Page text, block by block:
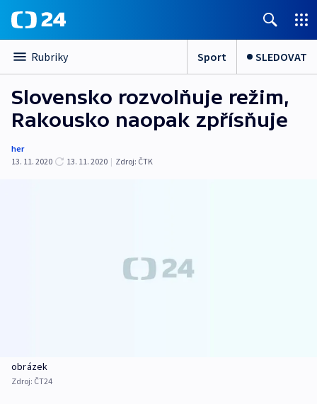
Rubriky Sport SLEDOVAT
Slovensko rozvolňuje režim,
Rakousko naopak zpřísňuje
her
13. 11. 2020
13. 11. 2020 | Zdroj: ČTK
obrázek
Zdroj: ČT24